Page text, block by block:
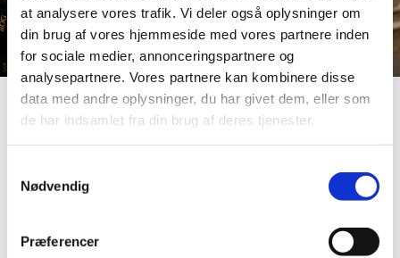
at analysere vores trafik. Vi deler også oplysninger om
din brug af vores hjemmeside med vores partnere inden
for sociale medier, annonceringspartnere og
analysepartnere. Vores partnere kan kombinere disse
data med andre oplysninger, du har givet dem, eller som
de har indsamlet fra din brug af deres tjenester.
Nødvendig
Præferencer